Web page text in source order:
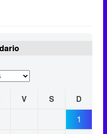
V S
D
1